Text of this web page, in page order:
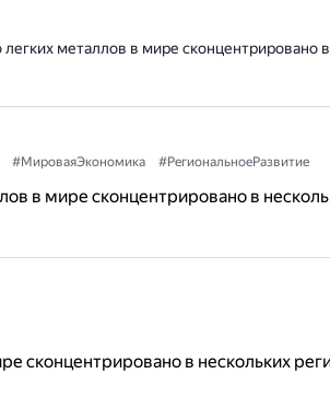
металлов в мире сконцентрировано в
#МироваяЭкономика #РегиональноеРазвитие
в мире сконцентрировано в
сконцентрировано в нескольких